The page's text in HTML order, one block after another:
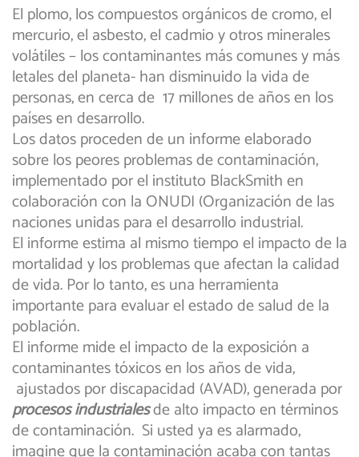
El plomo, los compuestos orgánicos de cromo, el
mercurio, el asbesto, el cadmio y otros minerales
volátiles – los contaminantes más comunes y más
letales del planeta- han disminuido la vida de
personas, en cerca de 17 millones de años en los
países en desarrollo.
Los datos proceden de un informe elaborado
sobre los peores problemas de contaminación,
implementado por el instituto BlackSmith en
colaboración con la ONUDI (Organización de las
naciones unidas para el desarrollo industrial.
El informe estima al mismo tiempo el impacto de la
mortalidad y los problemas que afectan la calidad
de vida. Por lo tanto, es una herramienta
importante para evaluar el estado de salud de la
población.
El informe mide el impacto de la exposición a
contaminantes tóxicos en los años de vida,
ajustados por discapacidad (AVAD), generada por
procesos industrialesde alto impacto en términos
de contaminación. Si usted ya es alarmado,
imagine que la contaminación acaba con tantas